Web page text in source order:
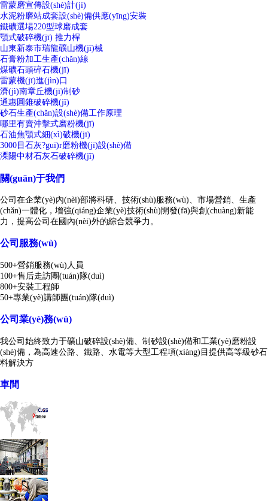
雷蒙磨宣傳設(shè)計(jì)
水泥粉磨站成套設(shè)備供應(yīng)安裝
鐵礦選場220型球磨成套
顎式破碎機(jī) 推力桿
山東新泰市瑞龍礦山機(jī)械
石膏粉加工生產(chǎn)線
煤礦石頭碎石機(jī)
雷蒙機(jī)進(jìn)口
濟(jì)南章丘機(jī)制砂
通惠圓錐破碎機(jī)
砂石生產(chǎn)設(shè)備工作原理
哪里有賣沖擊式磨粉機(jī)
石油焦顎式細(xì)破機(jī)
3000目石灰?guī)r磨粉機(jī)設(shè)備
溧陽中材石灰石破碎機(jī)
關(guān)于我們
公司在企業(yè)內(nèi)部將科研、技術(shù)服務(wù)、市場營銷、生產
(chǎn)一體化，增強(qiáng)企業(yè)技術(shù)開發(fā)與創(chuàng)新能
力，提高公司在國內(nèi)外的綜合競爭力。
公司服務(wù)
500+營銷服務(wù)人員
100+售后走訪團(tuán)隊(duì)
800+安裝工程師
50+專業(yè)講師團(tuán)隊(duì)
公司業(yè)務(wù)
我公司始終致力于礦山破碎設(shè)備、制砂設(shè)備和工業(yè)磨粉設
(shè)備，為高速公路、鐵路、水電等大型工程項(xiàng)目提供高等級砂石
料解決方
車間